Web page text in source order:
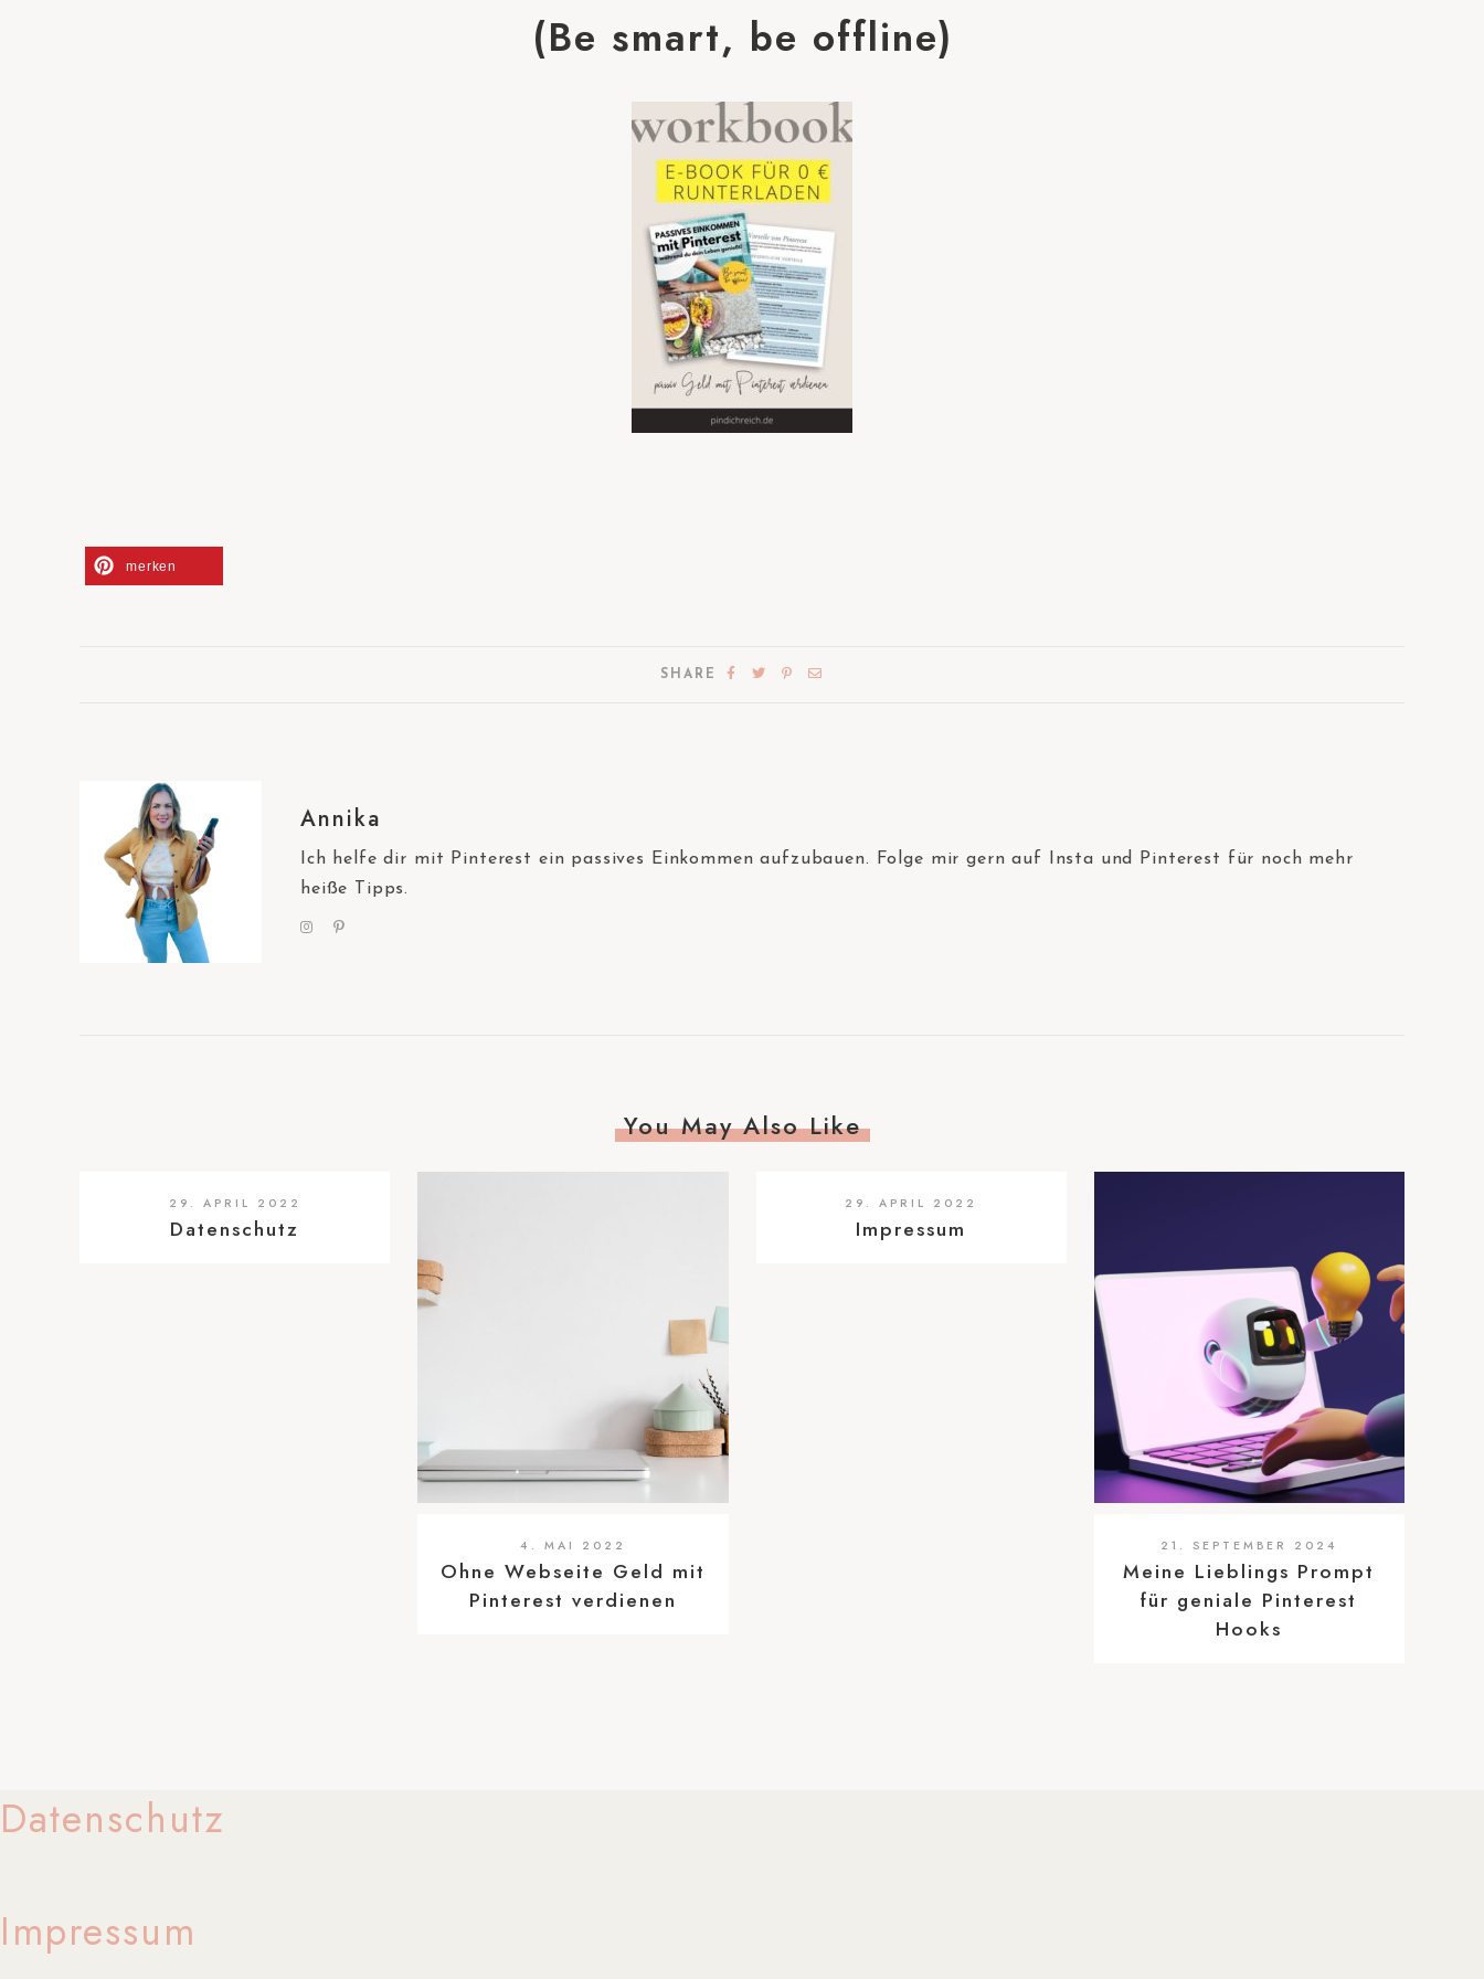
(Be smart, be offline)
merken
SHARE
Annika
Ich helfe dir mit Pinterest ein passives Einkommen aufzubauen. Folge mir gern auf Insta und Pinterest für noch mehr
heiße Tipps.
You May Also Like
29. APRIL 2022
Datenschutz
4. MAI 2022
Ohne Webseite Geld mit
Pinterest verdienen
29. APRIL 2022
Impressum
21. SEPTEMBER 2024
Meine Lieblings Prompt
für geniale Pinterest
Hooks
Datenschutz
Impressum